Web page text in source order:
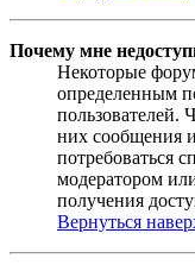
Почему мне
Некоторые
определенным
пользователей.
них сообщения
потребоваться
модератором
получения
Вернуться